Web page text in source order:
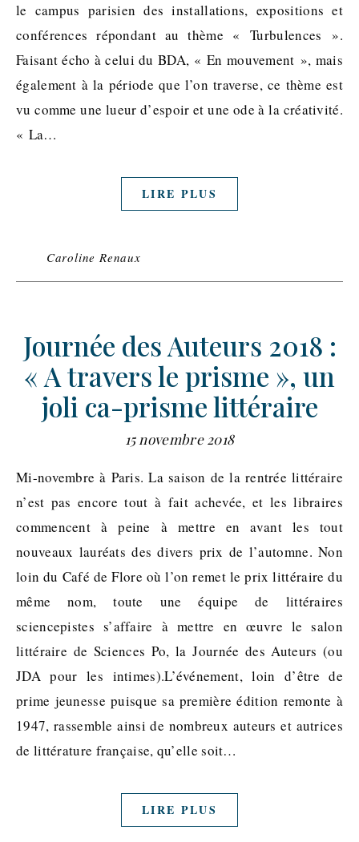
le campus parisien des installations, expositions et
conférences répondant au thème « Turbulences ».
Faisant écho à celui du BDA, « En mouvement », mais
également à la période que l’on traverse, ce thème est
vu comme une lueur d’espoir et une ode à la créativité.
« La…
LIRE PLUS
Caroline Renaux
Journée des Auteurs 2018 :
« A travers le prisme », un
joli ca-prisme littéraire
15 novembre 2018
Mi-novembre à Paris. La saison de la rentrée littéraire
n’est pas encore tout à fait achevée, et les libraires
commencent à peine à mettre en avant les tout
nouveaux lauréats des divers prix de l’automne. Non
loin du Café de Flore où l’on remet le prix littéraire du
même nom, toute une équipe de littéraires
sciencepistes s’affaire à mettre en œuvre le salon
littéraire de Sciences Po, la Journée des Auteurs (ou
JDA pour les intimes).L’événement, loin d’être de
prime jeunesse puisque sa première édition remonte à
1947, rassemble ainsi de nombreux auteurs et autrices
de littérature française, qu’elle soit…
LIRE PLUS